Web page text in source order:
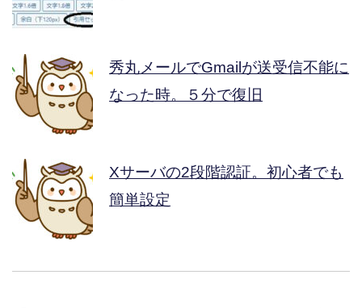
秀丸メールでGmailが送受信不能に
なった時。５分で復旧
Xサーバの2段階認証。初心者でも
簡単設定